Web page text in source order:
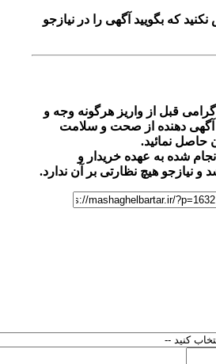
بگویید آگهی را در نیازجو
قبل از واریز هرگونه وجه و
دهنده از صحت و سلامت
نمائید.
شده به عهده خریدار و
هیچ نظارتی بر آن ندارد.